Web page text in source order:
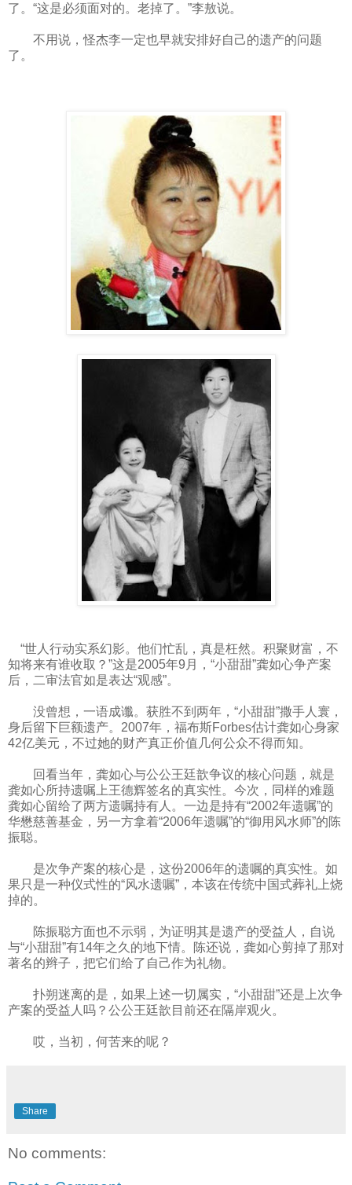
了。“这是必须面对的。老掉了。”李敖说。
不用说，怪杰李一定也早就安排好自己的遗产的问题
了。
“世人行动实系幻影。他们忙乱，真是枉然。积聚财富，不
知将来有谁收取？”这是2005年9月，“小甜甜”龚如心争产案
后，二审法官如是表达“观感”。
没曾想，一语成谶。获胜不到两年，“小甜甜”撒手人寰，
身后留下巨额遗产。2007年，福布斯Forbes估计龚如心身家
42亿美元，不过她的财产真正价值几何公众不得而知。
回看当年，龚如心与公公王廷歆争议的核心问题，就是
龚如心所持遗嘱上王德辉签名的真实性。今次，同样的难题
龚如心留给了两方遗嘱持有人。一边是持有“2002年遗嘱”的
华懋慈善基金，另一方拿着“2006年遗嘱”的“御用风水师”的陈
振聪。
是次争产案的核心是，这份2006年的遗嘱的真实性。如
果只是一种仪式性的“风水遗嘱”，本该在传统中国式葬礼上烧
掉的。
陈振聪方面也不示弱，为证明其是遗产的受益人，自说
与“小甜甜”有14年之久的地下情。陈还说，龚如心剪掉了那对
著名的辫子，把它们给了自己作为礼物。
扑朔迷离的是，如果上述一切属实，“小甜甜”还是上次争
产案的受益人吗？公公王廷歆目前还在隔岸观火。
哎，当初，何苦来的呢？
Share
No comments: